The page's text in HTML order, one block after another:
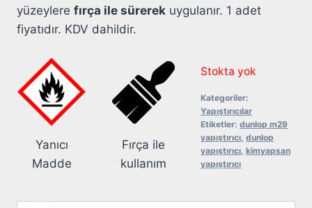
yüzeylere fırça ile sürerek uygulanır. 1 adet
fiyatıdır. KDV dahildir.
Yanıcı
Madde
Fırça ile
kullanım
Stokta yok
Kategoriler:
Yapıştırıcılar
Etiketler: dunlop m29
yapıştırıcı dunlop
yapıştırıcı kimyapsan
yapıştırıcı